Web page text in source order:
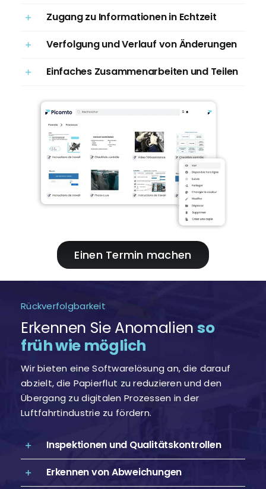
Zugang zu Informationen in Echtzeit
Verfolgung und Verlauf von Änderungen
Einfaches Zusammenarbeiten und Teilen
Einen Termin machen
Rückverfolgbarkeit
Erkennen Sie Anomalienso
früh wie möglich
Wir bieten eine Softwarelösung an, die darauf
abzielt, die Papierflut zu reduzieren und den
Übergang zu digitalen Prozessen in der
Luftfahrtindustrie zu fördern.
Inspektionen und Qualitätskontrollen
Erkennen von Abweichungen